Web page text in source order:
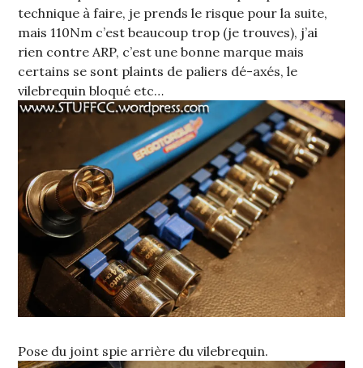
technique à faire, je prends le risque pour la suite,
mais 110Nm c’est beaucoup trop (je trouves), j’ai
rien contre ARP, c’est une bonne marque mais
certains se sont plaints de paliers dé-axés, le
vilebrequin bloqué etc…
Pose du joint spie arrière du vilebrequin.